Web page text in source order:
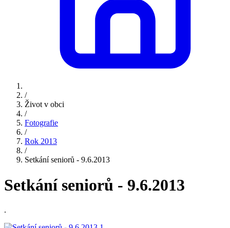
/
Život v obci
/
Fotografie
/
Rok 2013
/
Setkání seniorů - 9.6.2013
Setkání seniorů - 9.6.2013
.